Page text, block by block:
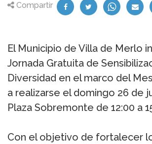
Compartir
El Municipio de Villa de Merlo
Jornada Gratuita de
Diversidad en el marco del
a realizarse el domingo 26 de
Plaza Sobremonte de 12:00 a
Con el objetivo de fortalecer